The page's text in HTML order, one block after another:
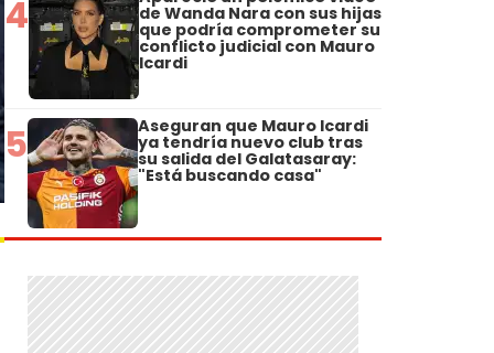
4 de Wanda Nara con sus hijas
que podría comprometer su
conflicto judicial con Mauro
Icardi
5 Aseguran que Mauro Icardi
ya tendría nuevo club tras
su salida del Galatasaray:
"Está buscando casa"